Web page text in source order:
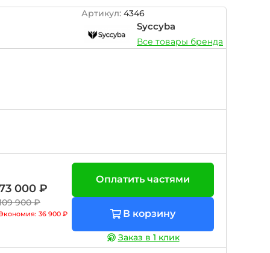
Артикул: 4346
Syccyba
Все товары бренда
000 ₽
900 ₽
36 900 ₽
Оплатить частями
В корзину
Заказ в 1 клик